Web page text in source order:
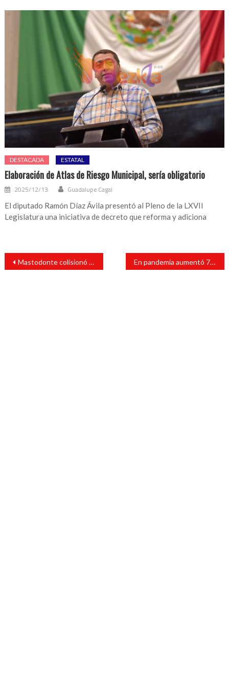
DESTACADA ESTATAL
Elaboración de Atlas de Riesgo Municipal, sería obligatorio
2025/12/13 Guadalupe Cagal
El diputado Ramón Díaz Ávila presentó al Pleno de la LXVII
Legislatura una iniciativa de decreto que reforma y adiciona
Navegación
entradas
Mastodonte colisionó un vehículo compacto En pandemia aumentó 77% la población sin acceso a servicios de salud